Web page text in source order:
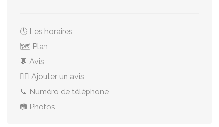
🕓 Les horaires
🗺️ Plan
💬 Avis
✍🏻 Ajouter un avis
📞 Numéro de téléphone
📷 Photos